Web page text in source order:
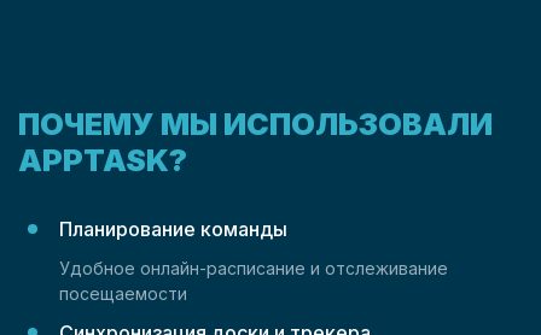
ПОЧЕМУ МЫ ИСПОЛЬЗОВАЛИ
APPTASK?
Планирование команды
Удобное онлайн-расписание и отслеживание
посещаемости